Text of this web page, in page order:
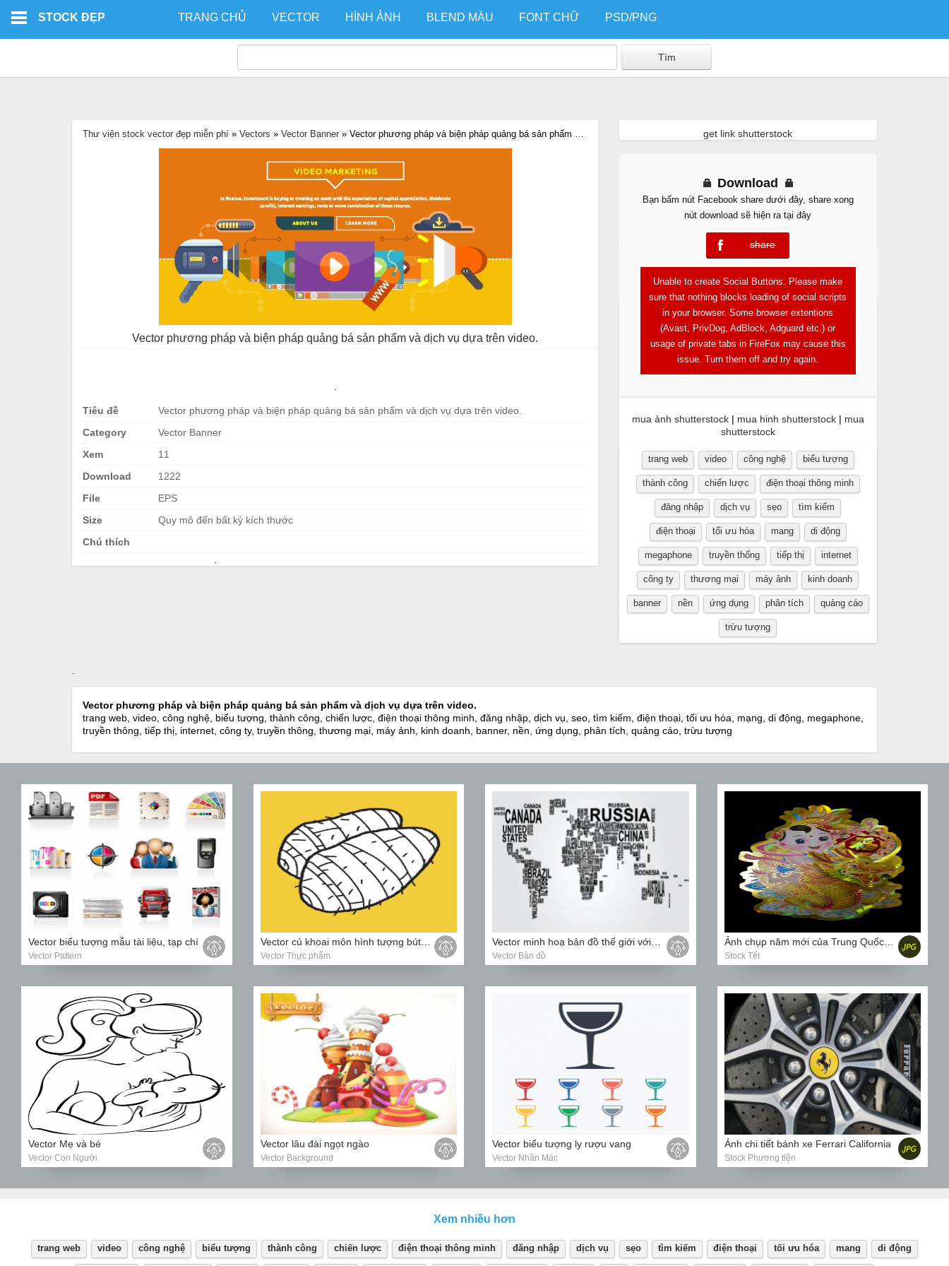
STOCK ĐẸP TRANG CHỦ VECTOR HÌNH ẢNH BLEND MÀU FONT CHỮ PSD/PNG
Thư viện stock vector đẹp miễn phí » Vectors » Vector Banner » Vector phương pháp và biện pháp quảng bá sản phẩm và dịch vụ dựa trên video.
Vector phương pháp và biện pháp quảng bá sản phẩm và dịch vụ dựa trên video.
Tiêu đề
Vector phương pháp và biện pháp quảng bá sản phẩm và dịch vụ dựa trên video.
Category
Vector Banner
Xem
11
Download
1222
File
EPS
Size
Quy mô đến bất kỳ kích thước
Chú thích
get link shutterstock
Free Download
Download
Bạn bấm nút Facebook share dưới đây, share xong
nút download sẽ hiện ra tại đây
share
error
Unable to create Social Buttons. Please make
sure that nothing blocks loading of social scripts
in your browser. Some browser extentions
(Avast, PrivDog, AdBlock, Adguard etc.) or
usage of private tabs in FireFox may cause this
issue. Turn them off and try again.
mua ảnh shutterstock| mua hinh shutterstock| mua
shutterstock
trang web video công nghệ biểu tượng
thành công chiến lược điện thoại thông minh
đăng nhập dịch vụ sẹo tìm kiếm
điện thoại tối ưu hóa mang di động
megaphone truyền thống tiếp thị internet
công ty thương mại máy ảnh kinh doanh
banner nền ứng dụng phân tích quảng cáo
trừu tượng
Vector phương pháp và biện pháp quảng bá sản phẩm và dịch vụ dựa trên video.
trang web, video, công nghệ, biểu tượng, thành công, chiến lược, điện thoại thông minh, đăng nhập, dịch vụ, seo, tìm kiếm, điện thoại, tối ưu hóa, mạng, di động, megaphone,
truyền thông, tiếp thị, internet, công ty, truyền thông, thương mại, máy ảnh, kinh doanh, banner, nền, ứng dụng, phân tích, quảng cáo, trừu tượng
Vector biểu tượng mẫu tài liệu, tạp chí
Vector Pattern
Vector củ khoai môn hình tượng bút chì
Vector Thực phẩm Vector Bản đồ
Ảnh chụp năm mới của Trung Quốc với Rồng và trẻ em trên nền đen
Stock Tết
Vector Mẹ và bé
Vector Con Người
Vector lâu đài ngọt ngào
Vector Background
Vector biểu tượng ly rượu vang
Vector Nhãn Mác
Ảnh chi tiết bánh xe Ferrari California
Stock Phương tiện
Xem nhiều hơn
trang web video công nghệ biểu tượng thành công chiến lược điện thoại thông minh đăng nhập dịch vụ sẹo tìm kiếm điện thoại tối ưu hóa mang di động